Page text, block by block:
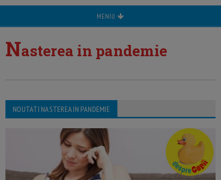
MENIU
Nasterea in pandemie
NOUTATI NASTEREA IN PANDEMIE